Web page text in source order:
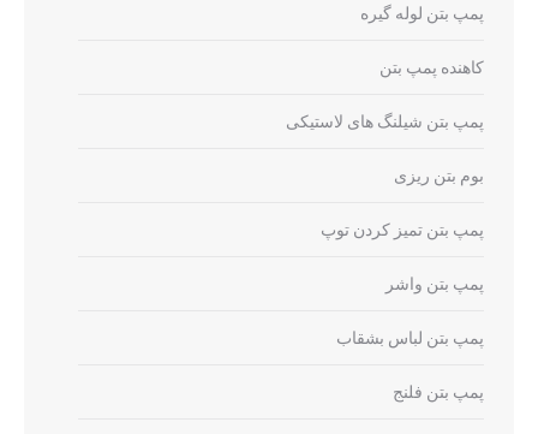
پمپ بتن لوله گیره
کاهنده پمپ بتن
پمپ بتن شیلنگ های لاستیکی
بوم بتن ریزی
پمپ بتن تمیز کردن توپ
پمپ بتن واشر
پمپ بتن لباس بشقاب
پمپ بتن فلنج